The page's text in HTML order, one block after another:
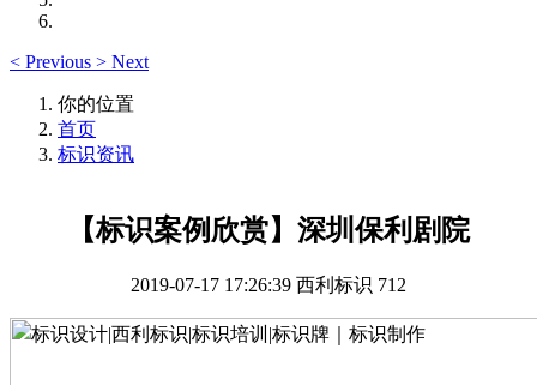
< Previous > Next
你的位置
首页
标识资讯
【标识案例欣赏】深圳保利剧院
2019-07-17 17:26:39 西利标识 712